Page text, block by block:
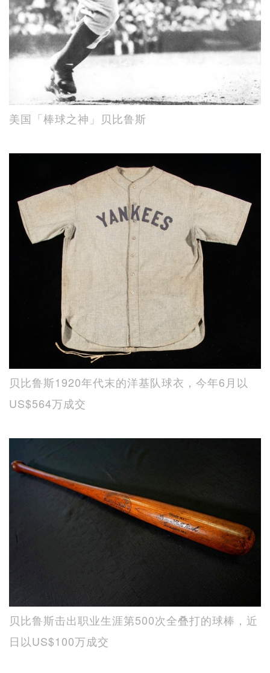
美国「棒球之神」贝比鲁斯
贝比鲁斯1920年代末的洋基队球衣，今年6月以
US$564万成交
贝比鲁斯击出职业生涯第500次全叠打的球棒，近
日以US$100万成交